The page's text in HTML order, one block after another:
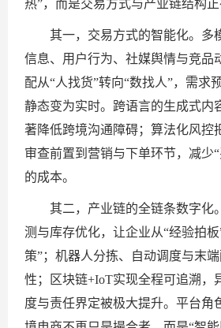
热”，而是交易方式与产业链结构正
其一，交易方式的智能化。多
信息、用户行为、社媒舆情与竞品
配从“人找货”转向“数找人”，需求
静态变为实时。跨语言的生成式内
著降低跨境沟通障碍；算法化风控
审查前置到营销与下单环节，减少
的成本。
其二，产业链的全链条数字化
测与库存优化，让企业从“经验拍
策”；机器人分拣、自动调度与末
性；区块链+IoT实现全程可追溯，
度与责任界定被极大提升。平台角